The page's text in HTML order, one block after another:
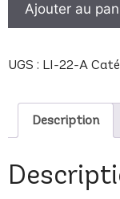
22
Ajouter au
UGS : LI-22-A
Description